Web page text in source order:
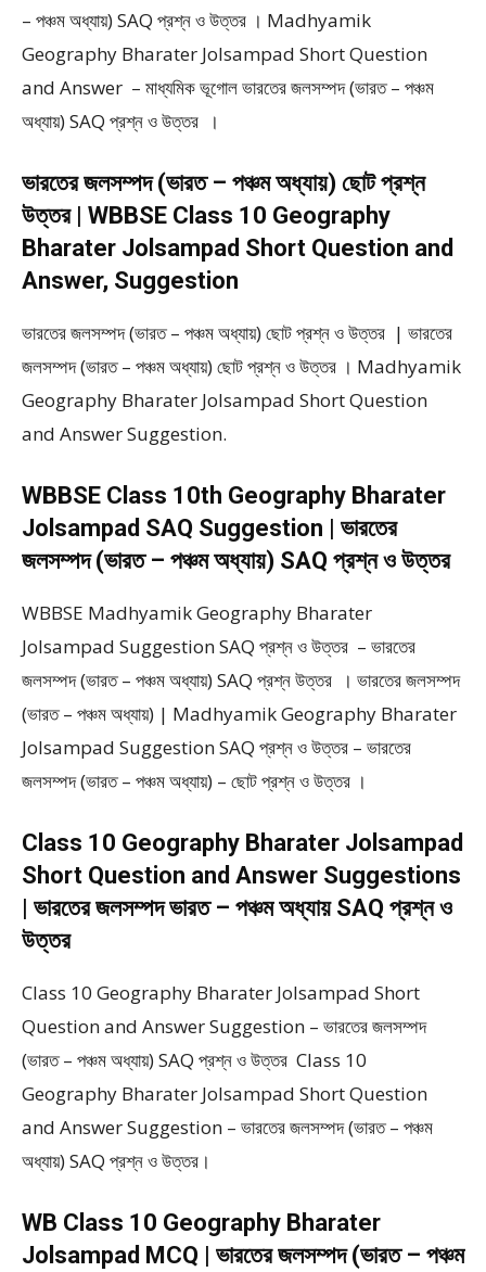
– পঞ্চম অধ্যায়) SAQ প্রশ্ন ও উত্তর । Madhyamik
Geography Bharater Jolsampad Short Question
and Answer – মাধ্যমিক ভূগোল ভারতের জলসম্পদ (ভারত – পঞ্চম
অধ্যায়) SAQ প্রশ্ন ও উত্তর ।
ভারতের জলসম্পদ (ভারত – পঞ্চম অধ্যায়) ছোট প্রশ্ন
উত্তর | WBBSE Class 10 Geography
Bharater Jolsampad Short Question and
Answer, Suggestion
ভারতের জলসম্পদ (ভারত – পঞ্চম অধ্যায়) ছোট প্রশ্ন ও উত্তর | ভারতের
জলসম্পদ (ভারত – পঞ্চম অধ্যায়) ছোট প্রশ্ন ও উত্তর । Madhyamik
Geography Bharater Jolsampad Short Question
and Answer Suggestion.
WBBSE Class 10th Geography Bharater
Jolsampad SAQ Suggestion | ভারতের
জলসম্পদ (ভারত – পঞ্চম অধ্যায়) SAQ প্রশ্ন ও উত্তর
WBBSE Madhyamik Geography Bharater
Jolsampad Suggestion SAQ প্রশ্ন ও উত্তর – ভারতের
জলসম্পদ (ভারত – পঞ্চম অধ্যায়) SAQ প্রশ্ন উত্তর । ভারতের জলসম্পদ
(ভারত – পঞ্চম অধ্যায়) | Madhyamik Geography Bharater
Jolsampad Suggestion SAQ প্রশ্ন ও উত্তর – ভারতের
জলসম্পদ (ভারত – পঞ্চম অধ্যায়) – ছোট প্রশ্ন ও উত্তর ।
Class 10 Geography Bharater Jolsampad
Short Question and Answer Suggestions
| ভারতের জলসম্পদ ভারত – পঞ্চম অধ্যায় SAQ প্রশ্ন ও
উত্তর
Class 10 Geography Bharater Jolsampad Short
Question and Answer Suggestion – ভারতের জলসম্পদ
(ভারত – পঞ্চম অধ্যায়) SAQ প্রশ্ন ও উত্তর Class 10
Geography Bharater Jolsampad Short Question
and Answer Suggestion – ভারতের জলসম্পদ (ভারত – পঞ্চম
অধ্যায়) SAQ প্রশ্ন ও উত্তর।
WB Class 10 Geography Bharater
Jolsampad MCQ | ভারতের জলসম্পদ (ভারত – পঞ্চম